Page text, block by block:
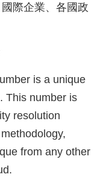
際企業、各國政
is a unique
This number is
resolution
methodology,
from any other